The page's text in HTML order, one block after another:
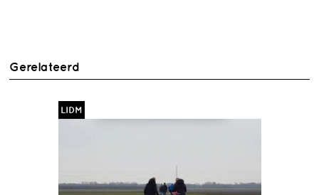
Gerelateerd
LIDM